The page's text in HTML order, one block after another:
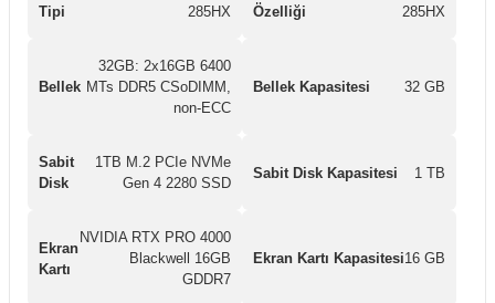
Tipi
285HX
Özelliği
285HX
Bellek
32GB: 2x16GB 6400
MTs DDR5 CSoDIMM,
non-ECC
Bellek Kapasitesi 32 GB
Sabit
Disk
1TB M.2 PCIe NVMe
Gen 4 2280 SSD
Sabit Disk Kapasitesi 1 TB
Ekran
Kartı
NVIDIA RTX PRO 4000
Blackwell 16GB
GDDR7
Ekran Kartı Kapasitesi16 GB